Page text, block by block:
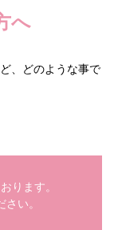
へ
、どのような事で
ります。
い。